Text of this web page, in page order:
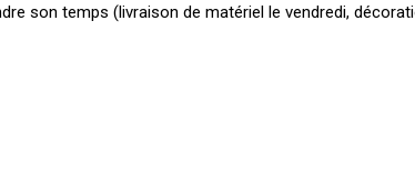
son temps (livraison de matériel le vendredi,